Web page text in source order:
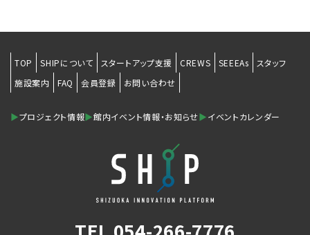
TOP SHIPについて スタートアップ支援 CREWS SEEEAs
スタッフ
施設案内
FAQ 会員登録 お問い合わせ
▶プロジェクト情報▶館内イベント情報・お知らせ▶イベントカレンダー